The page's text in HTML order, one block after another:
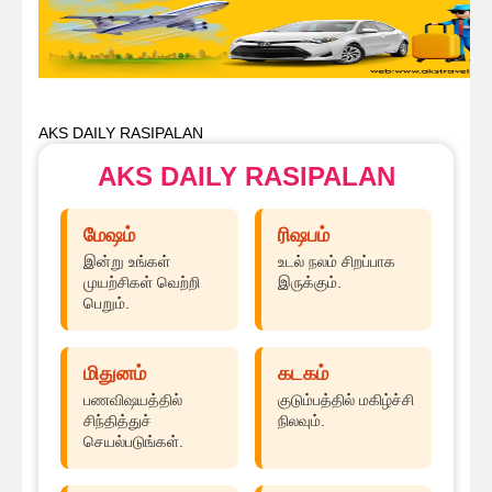
AKS DAILY RASIPALAN
AKS DAILY RASIPALAN
மேஷம்
இன்று உங்கள்
முயற்சிகள் வெற்றி
பெறும்.
ரிஷபம்
உடல் நலம் சிறப்பாக
இருக்கும்.
மிதுனம்
பணவிஷயத்தில்
சிந்தித்துச்
செயல்படுங்கள்.
கடகம்
குடும்பத்தில் மகிழ்ச்சி
நிலவும்.